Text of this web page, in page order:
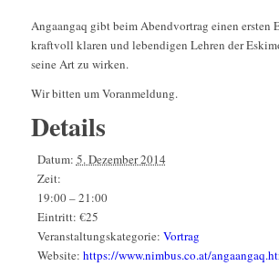
Angaangaq gibt beim Abendvortrag einen ersten
kraftvoll klaren und lebendigen Lehren der
seine Art zu wirken.
Wir bitten um Voranmeldung.
Details
Datum: 5. Dezember 2014
Zeit:
19:00 – 21:00
Eintritt: €25
Veranstaltungskategorie: Vortrag
Website: https://www.nimbus.co.at/